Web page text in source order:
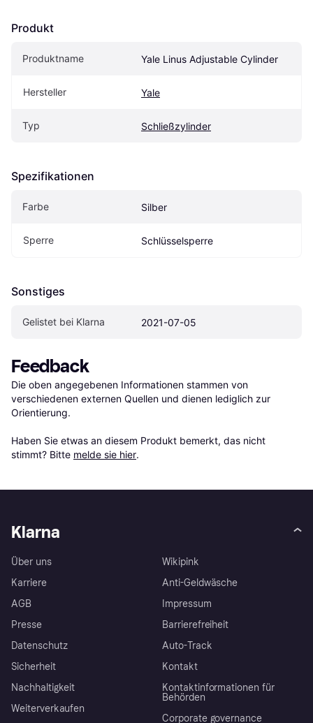
Produkt
Produktname Yale Linus Adjustable Cylinder
Hersteller Yale
Typ Schließzylinder
Spezifikationen
Farbe Silber
Sperre Schlüsselsperre
Sonstiges
Gelistet bei Klarna 2021-07-05
Feedback
Die oben angegebenen Informationen stammen von
verschiedenen externen Quellen und dienen lediglich zur
Orientierung.
Haben Sie etwas an diesem Produkt bemerkt, das nicht
stimmt? Bitte melde sie hier.
Klarna
Über uns
Karriere
AGB
Presse
Datenschutz
Sicherheit
Nachhaltigkeit
Weiterverkaufen
Wikipink
Anti-Geldwäsche
Impressum
Barrierefreiheit
Auto-Track
Kontakt
Kontaktinformationen für
Behörden
Corporate governance